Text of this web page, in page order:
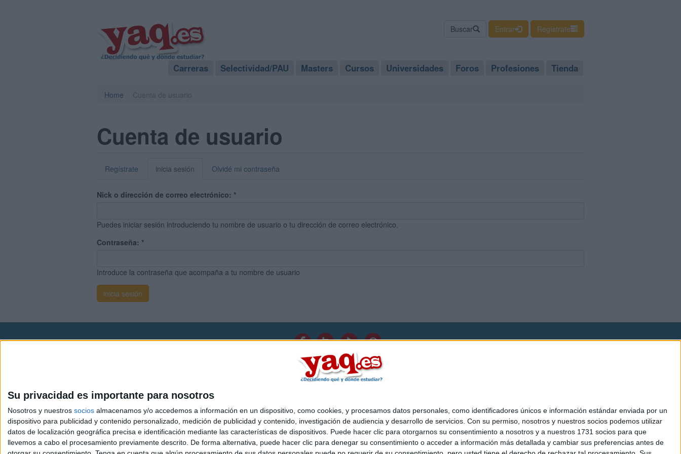
Su privacidad es importante para nosotros
Nosotros y nuestros socios almacenamos y/o accedemos a información en un dispositivo, como cookies, y procesamos datos personales, como identificadores únicos e información estándar enviada por un
dispositivo para publicidad y contenido personalizado, medición de publicidad y contenido, investigación de audiencia y desarrollo de servicios. Con su permiso, nosotros y nuestros socios podemos utilizar
datos de localización geográfica precisa e identificación mediante las características de dispositivos. Puede hacer clic para otorgarnos su consentimiento a nosotros y a nuestros 1731 socios para que
llevemos a cabo el procesamiento previamente descrito. De forma alternativa, puede hacer clic para denegar su consentimiento o acceder a información más detallada y cambiar sus preferencias antes de
Buscar Entrar Regístrate
Carreras Selectividad/PAU Masters Cursos Universidades Foros Profesiones Tienda
Home
Cuenta de usuario
Regístrate inicia sesión Olvidé mi contraseña
Nick o dirección de correo electrónico: *
Puedes iniciar sesión introduciendo tu nombre de usuario o tu dirección de correo electrónico.
Contraseña: *
Introduce la contraseña que acompaña a tu nombre de usuario
Quiénes somos| Contactar|Anúnciate
Politica de privacidad|Condiciones generales
- Diego de León 47 - 28006 Madrid [ESPAÑA] - Tel. +34 91 593 2767